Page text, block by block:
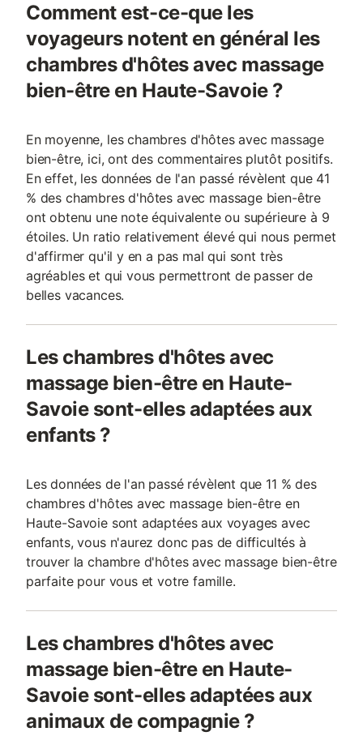
Comment est-ce-que les
voyageurs notent en général les
chambres d'hôtes avec massage
bien-être en Haute-Savoie ?
En moyenne, les chambres d'hôtes avec massage
bien-être, ici, ont des commentaires plutôt positifs.
En effet, les données de l'an passé révèlent que 41
% des chambres d'hôtes avec massage bien-être
ont obtenu une note équivalente ou supérieure à 9
étoiles. Un ratio relativement élevé qui nous permet
d'affirmer qu'il y en a pas mal qui sont très
agréables et qui vous permettront de passer de
belles vacances.
Les chambres d'hôtes avec
massage bien-être en Haute-
Savoie sont-elles adaptées aux
enfants ?
Les données de l'an passé révèlent que 11 % des
chambres d'hôtes avec massage bien-être en
Haute-Savoie sont adaptées aux voyages avec
enfants, vous n'aurez donc pas de difficultés à
trouver la chambre d'hôtes avec massage bien-être
parfaite pour vous et votre famille.
Les chambres d'hôtes avec
massage bien-être en Haute-
Savoie sont-elles adaptées aux
animaux de compagnie ?